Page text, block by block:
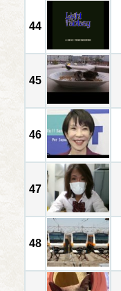
44
45
46
47
48